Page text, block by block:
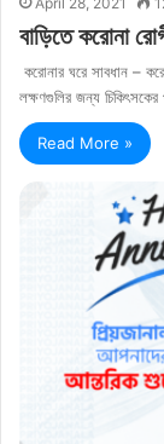
বাড়িতে করোনা
করোনার ঘরে সাবধান –
লক্ষণগুলির জন্য চিকিৎসকের
Read More »